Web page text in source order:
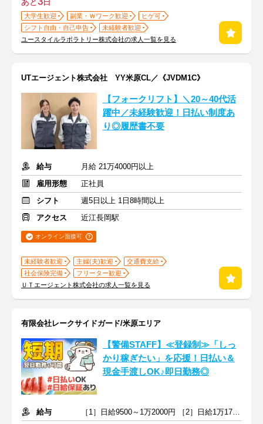
大学生歓迎 副業・Ｗワーク歓迎
ヒゲ可
シフト自由・自己申告
未経験者歓迎
ユースタイルラボラトリー株式会社の求人一覧を見る
UTエージェント株式会社 YY米原CL／《JVDM1C》
【フォークリフト】＼20～40代活
躍中／未経験歓迎！日払い制度あ
り◎履歴書不要
給与
月給 21万4000円以上
雇用形態
正社員
シフト
週5日以上 1日8時間以上
アクセス
近江長岡駅
オンライン面接可
未経験者歓迎 主婦(夫)歓迎
交通費支給
社会保険完備
フリーター歓迎
ＵＴエージェント株式会社の求人一覧を見る
有限会社レークサイドガード/米原エリア
【警備STAFF】≪登録制≫「しっ
かり稼ぎたい」を応援！日払い＆
現金手渡しOK♪即日勤務◎
給与 ［1］日給9500～1万2000円 ［2］日給1万1750～1万4375円＋交通費